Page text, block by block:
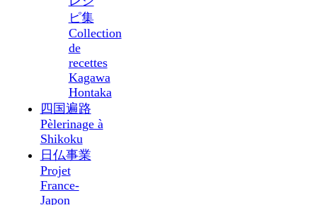
ピ集
Collection
de
recettes
Kagawa
Hontaka
四国遍路
Pèlerinage à
Shikoku
日仏事業
Projet
France-
Japon